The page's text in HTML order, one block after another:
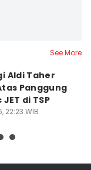
See More
Aldi Taher
Panggung
di TSP
22:23 WIB